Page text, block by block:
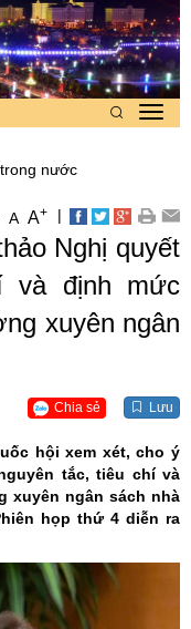
nước
A A+ |
Nghị quyết
và định mức
xuyên ngân
Chia sẻ Lưu
hội xem xét, cho ý
tắc, tiêu chí và
xuyên ngân sách nhà
họp thứ 4 diễn ra